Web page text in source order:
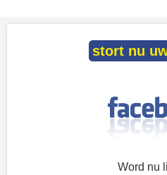
stort nu
Word nu